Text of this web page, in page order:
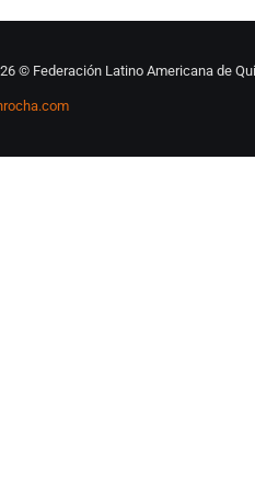
© Federación Latino Americana de